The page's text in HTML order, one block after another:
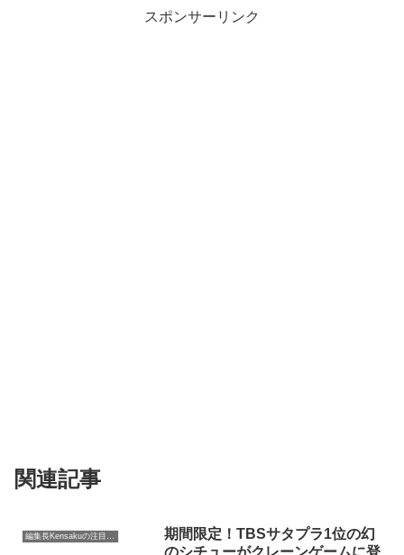
スポンサーリンク
関連記事
編集長Kensakuの注目ネタ
期間限定！TBSサタプラ1位の幻
のシチューがクレーンゲームに登